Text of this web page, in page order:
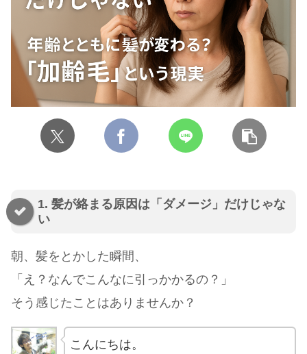
1. 髪が絡まる原因は「ダメージ」だけじゃな
い
朝、髪をとかした瞬間、
「え？なんでこんなに引っかかるの？」
そう感じたことはありませんか？
こんにちは。